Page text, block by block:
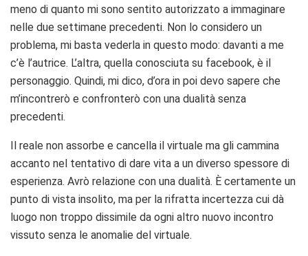
meno di quanto mi sono sentito autorizzato a immaginare
nelle due settimane precedenti. Non lo considero un
problema, mi basta vederla in questo modo: davanti a me
c’è l’autrice. L’altra, quella conosciuta su facebook, è il
personaggio. Quindi, mi dico, d’ora in poi devo sapere che
m’incontrerò e confronterò con una dualità senza
precedenti.
Il reale non assorbe e cancella il virtuale ma gli cammina
accanto nel tentativo di dare vita a un diverso spessore di
esperienza. Avrò relazione con una dualità. È certamente un
punto di vista insolito, ma per la rifratta incertezza cui dà
luogo non troppo dissimile da ogni altro nuovo incontro
vissuto senza le anomalie del virtuale.